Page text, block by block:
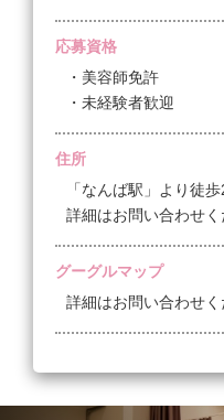
応募資格
・美容師免許
・未経験者歓迎
住所
「なんば駅」より徒
詳細はお問い合わせく
グーグルマップ
詳細はお問い合わせく